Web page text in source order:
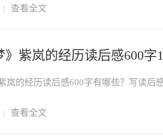
| 查看全文
》紫岚的经历读后感600字
| 查看全文